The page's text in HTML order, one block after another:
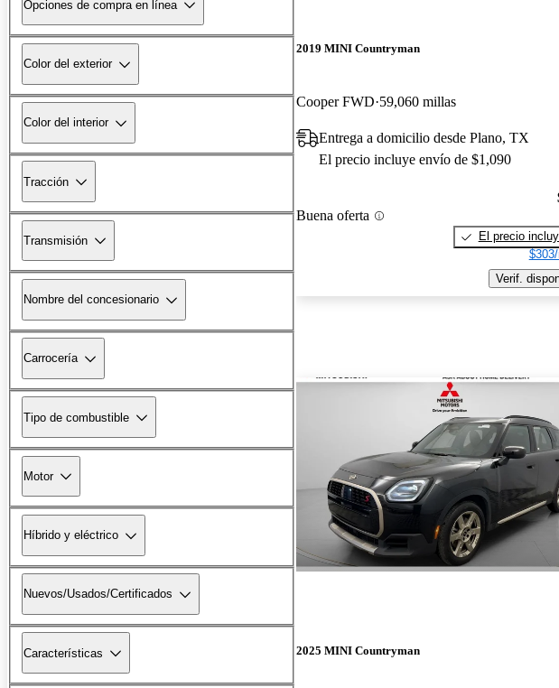
Opciones de compra en línea
Color del exterior
Color del interior
Tracción
Transmisión
Nombre del concesionario
Carrocería
Tipo de combustible
Motor
Híbrido y eléctrico
Nuevos/Usados/Certificados
Características
2019 MINI Countryman
Cooper FWD 59,060 millas
Entrega a domicilio desde Plano, TX
El precio incluye envío de $1,090
Buena oferta
El precio
Verif.
2025 MINI Countryman